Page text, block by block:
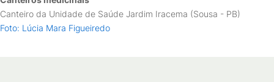
Canteiro da Unidade de Saúde Jardim Iracema (Sousa - PB)
Foto: Lúcia Mara Figueiredo